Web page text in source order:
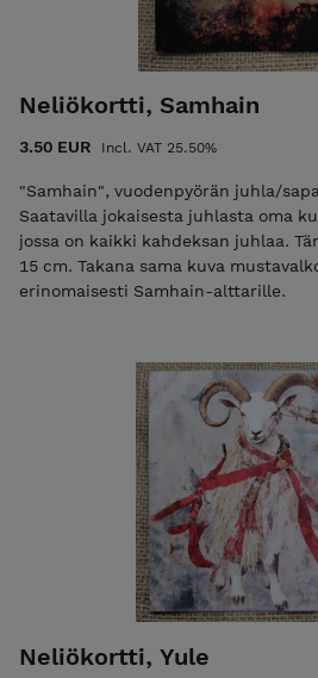
Neliökortti, Samhain
3.50 EUR Incl. VAT 25.50%
"Samhain", vuodenpyörän juhla/
Saatavilla jokaisesta juhlasta oma
jossa on kaikki kahdeksan juhlaa.
15 cm. Takana sama kuva
erinomaisesti Samhain-alttarille.
Neliökortti, Yule